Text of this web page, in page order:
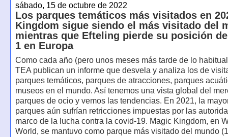
sábado, 15 de octubre de 2022
Los parques temáticos más visitados en
Kingdom sigue siendo el más visitado del
mientras que Efteling pierde su posición
1 en Europa
Como cada año (pero unos meses más tarde de lo
TEA publican un informe que desvela y analiza los de
parques temáticos, parques de atracciones, parques
museos en el mundo. Así tenemos una vista global del
parques de ocio y vemos las tendencias. En 2021, la
parques aún sufrían retricciones impuestas por las
marco de la lucha contra la covid-19. Magic Kingdom, en
World, se mantuvo como parque más visitado del mundo